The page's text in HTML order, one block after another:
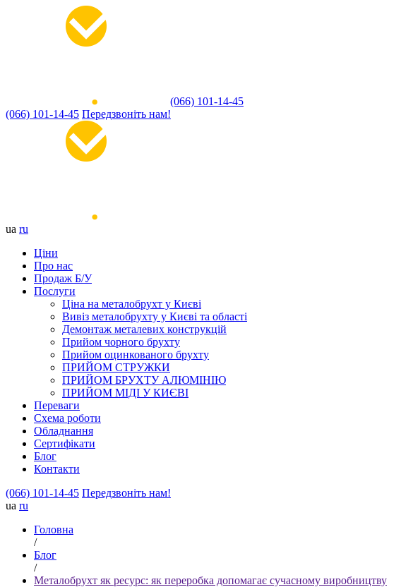
(066) 101-14-45
(066) 101-14-45 Передзвоніть нам!
ua ru
Ціни
Про нас
Продаж Б/У
Послуги
Ціна на металобрухт у Києві
Вивіз металобрухту у Києві та області
Демонтаж металевих конструкцій
Прийом чорного брухту
Прийом оцинкованого брухту
ПРИЙОМ СТРУЖКИ
ПРИЙОМ БРУХТУ АЛЮМІНІЮ
ПРИЙОМ МІДІ У КИЄВІ
Переваги
Схема роботи
Обладнання
Сертифікати
Блог
Контакти
(066) 101-14-45 Передзвоніть нам!
ua ru
Головна
/
Блог
/
Металобрухт як ресурс: як переробка допомагає сучасному виробництву